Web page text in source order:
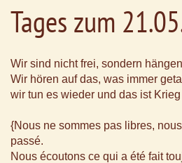
Tages zum
Wir sind nicht frei, sondern
Wir hören auf das, was immer
wir tun es wieder und das ist
{Nous ne sommes pas libres,
passé.
Nous écoutons ce qui a été fait